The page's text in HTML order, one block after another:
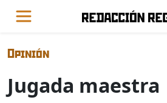
Opinión
Jugada maestra